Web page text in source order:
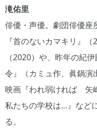
滝佑里
俳優・声優。劇団俳優座
『首のないカマキリ』
（2020）や、昨年の紀
令』（カミュ作、眞鍋演
映画『われ弱ければ 矢
私たちの学校は…』など
る。